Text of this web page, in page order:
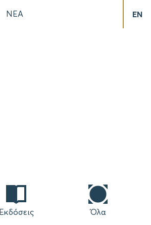
ΝΕΑ EN
Εκδόσεις Όλα